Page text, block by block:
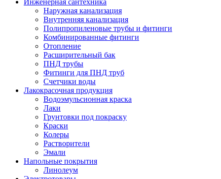
Наружная канализация
Внутренняя канализация
Полипропиленовые трубы и фитинги
Комбинированные фитинги
Отопление
Расширительный бак
ПНД трубы
Фитинги для ПНД труб
Счетчики воды
Лакокрасочная продукция
Водоэмульсионная краска
Лаки
Грунтовки под покраску
Краски
Колеры
Растворители
Эмали
Напольные покрытия
Линолеум